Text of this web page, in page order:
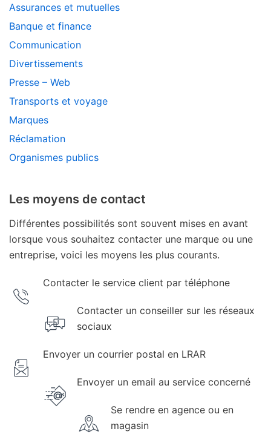
Assurances et mutuelles
Banque et finance
Communication
Divertissements
Presse – Web
Transports et voyage
Marques
Réclamation
Organismes publics
Les moyens de contact
Différentes possibilités sont souvent mises en avant
lorsque vous souhaitez contacter une marque ou une
entreprise, voici les moyens les plus courants.
Contacter le service client par téléphone
Contacter un conseiller sur les réseaux
sociaux
Envoyer un courrier postal en LRAR
Envoyer un email au service concerné
Se rendre en agence ou en
magasin